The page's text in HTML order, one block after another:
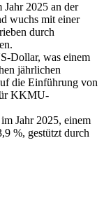
2025 an der
wuchs mit einer
durch
Dollar, was einem
jährlichen
die Einführung von
KKMU-
Jahr 2025, einem
%, gestützt durch